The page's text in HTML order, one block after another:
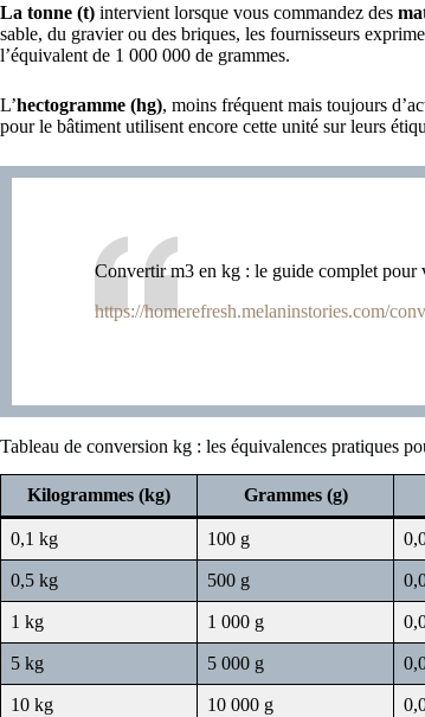
La tonne (t) intervient lorsque vous commandez des
sable, du gravier ou des briques, les fournisseurs
l’équivalent de 1 000 000 de grammes.
L’hectogramme (hg), moins fréquent mais toujours
pour le bâtiment utilisent encore cette unité sur leurs
Convertir m3 en kg : le guide complet pour
https://homerefresh.melaninstories.com/
Tableau de conversion kg : les équivalences pratiques
Kilogrammes (kg) Grammes (g)
0,1 kg 100 g
0,5 kg 500 g
1 kg 1 000 g
5 kg 5 000 g
10 kg 10 000 g